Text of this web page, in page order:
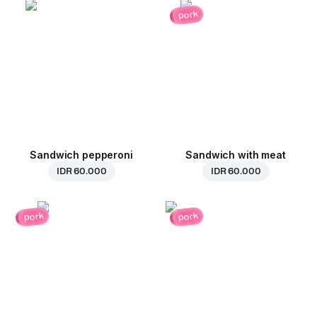
Sandwich pepperoni
IDR 60.000
pork
Sandwich with meat
IDR 60.000
pork pork